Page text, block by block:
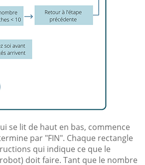
se lit de haut en bas, commence
par "FIN". Chaque rectangle
qui indique ce que le
doit faire. Tant que le nombre